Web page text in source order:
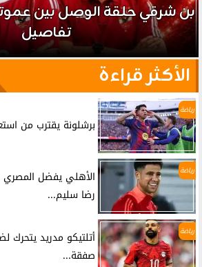
بن شرقي حلقة الوصل بين
تفاصيل
الأكثر قراءة
رياضة
برشلونة يقترب من
رياضة
الأهلي يفضل
رضا سليم...
رياضة
أتلتيكو مدريد
صفقة...